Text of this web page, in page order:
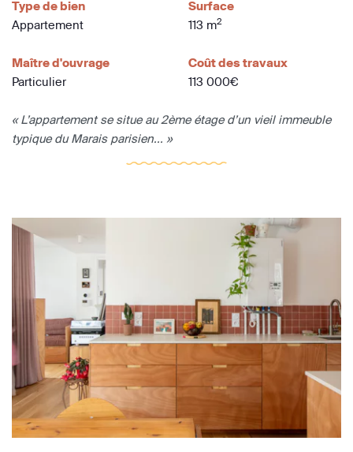
Type de bien
Appartement
Surface
113 m2
Maître d'ouvrage
Particulier
Coût des travaux
113 000€
« L’appartement se situe au 2ème étage d’un vieil immeuble
typique du Marais parisien... »